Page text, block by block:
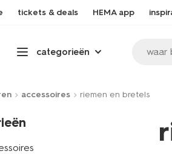
tickets & deals HEMA app
categorieën waar
accessoires riemen en bretels